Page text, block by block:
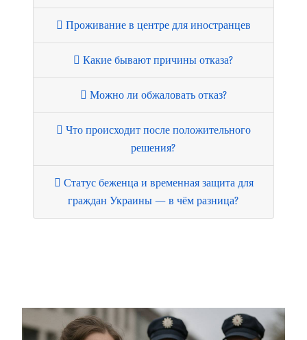
Проживание в центре для иностранцев
Какие бывают причины отказа?
Можно ли обжаловать отказ?
Что происходит после положительного
решения?
Статус беженца и временная защита для
граждан Украины — в чём разница?